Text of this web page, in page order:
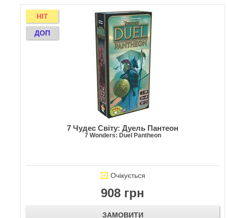
HIT
ДОП
7 Чудес Світу: Дуель Пантеон
7 Wonders: Duel Pantheon
Очікується
908 грн
ЗАМОВИТИ